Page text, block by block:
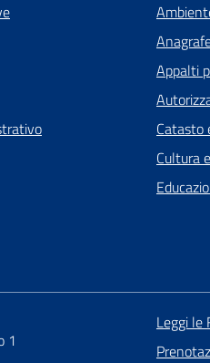
Appalti
Catasto
Cultura
1
Leggi le